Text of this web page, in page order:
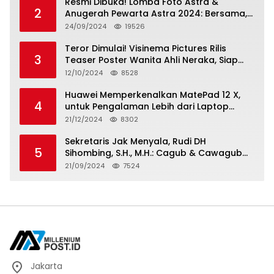
2
Anugerah Pewarta Astra 2024: Bersama,
Berkarya, Berkelanjutan
24/09/2024 19526
3
Teror Dimulai! Visinema Pictures Rilis
Teaser Poster Wanita Ahli Neraka, Siap
Tayang di Bioskop 14 November 2024
12/10/2024 8528
4
Huawei Memperkenalkan MatePad 12 X,
untuk Pengalaman Lebih dari Laptop
dengan Layar Ultra Bright dan Desain
Standar Baru untuk Produktivitas di Mana
Saja
21/12/2024 8302
5
Sekretaris Jak Menyala, Rudi DH
Sihombing, S.H., M.H.: Cagub & Cawagub
DKI Jakarta Pramono Anung dan Rano
21/09/2024 7524
Jakarta